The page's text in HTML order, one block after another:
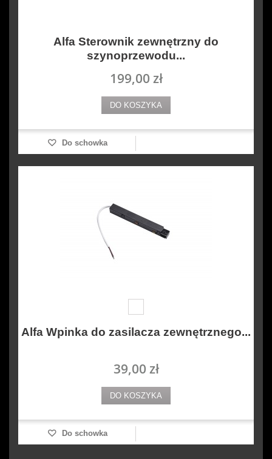
Alfa Sterownik zewnętrzny do
szynoprzewodu...
199,00 zł
DO KOSZYKA
Do schowka
Alfa Wpinka do zasilacza zewnętrznego...
39,00 zł
DO KOSZYKA
Do schowka